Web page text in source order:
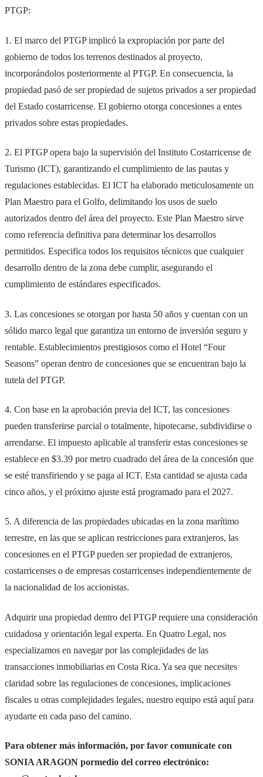
PTGP:
1. El marco del PTGP implicó la expropiación por parte del
gobierno de todos los terrenos destinados al proyecto,
incorporándolos posteriormente al PTGP. En consecuencia, la
propiedad pasó de ser propiedad de sujetos privados a ser propiedad
del Estado costarricense. El gobierno otorga concesiones a entes
privados sobre estas propiedades.
2. El PTGP opera bajo la supervisión del Instituto Costarricense de
Turismo (ICT), garantizando el cumplimiento de las pautas y
regulaciones establecidas. El ICT ha elaborado meticulosamente un
Plan Maestro para el Golfo, delimitando los usos de suelo
autorizados dentro del área del proyecto. Este Plan Maestro sirve
como referencia definitiva para determinar los desarrollos
permitidos. Especifica todos los requisitos técnicos que cualquier
desarrollo dentro de la zona debe cumplir, asegurando el
cumplimiento de estándares especificados.
3. Las concesiones se otorgan por hasta 50 años y cuentan con un
sólido marco legal que garantiza un entorno de inversión seguro y
rentable. Establecimientos prestigiosos como el Hotel “Four
Seasons” operan dentro de concesiones que se encuentran bajo la
tutela del PTGP.
4. Con base en la aprobación previa del ICT, las concesiones
pueden transferirse parcial o totalmente, hipotecarse, subdividirse o
arrendarse. El impuesto aplicable al transferir estas concesiones se
establece en $3.39 por metro cuadrado del área de la concesión que
se esté transfiriendo y se paga al ICT. Esta cantidad se ajusta cada
cinco años, y el próximo ajuste está programado para el 2027.
5. A diferencia de las propiedades ubicadas en la zona marítimo
terrestre, en las que se aplican restricciones para extranjeros, las
concesiones en el PTGP pueden ser propiedad de extranjeros,
costarricenses o de empresas costarricenses independientemente de
la nacionalidad de los accionistas.
Adquirir una propiedad dentro del PTGP requiere una consideración
cuidadosa y orientación legal experta. En Quatro Legal, nos
especializamos en navegar por las complejidades de las
transacciones inmobiliarias en Costa Rica. Ya sea que necesites
claridad sobre las regulaciones de concesiones, implicaciones
fiscales u otras complejidades legales, nuestro equipo está aquí para
ayudarte en cada paso del camino.
Para obtener más información, por favor comunícate con
SONIA ARAGON pormedio del correo electrónico: